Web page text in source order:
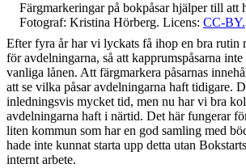
Färgmarkeringar på bokpåsar hjälper till att
Fotograf: Kristina Hörberg. Licens: CC-BY.
Efter fyra år har vi lyckats få ihop en bra rutin
för avdelningarna, så att kapprumspåsarna
vanliga lånen. Att färgmarkera påsarnas
att se vilka påsar avdelningarna haft tidigare.
inledningsvis mycket tid, men nu har vi bra
avdelningarna haft i närtid. Det här fungerar
liten kommun som har en god samling med
hade inte kunnat starta upp detta utan
internt arbete.